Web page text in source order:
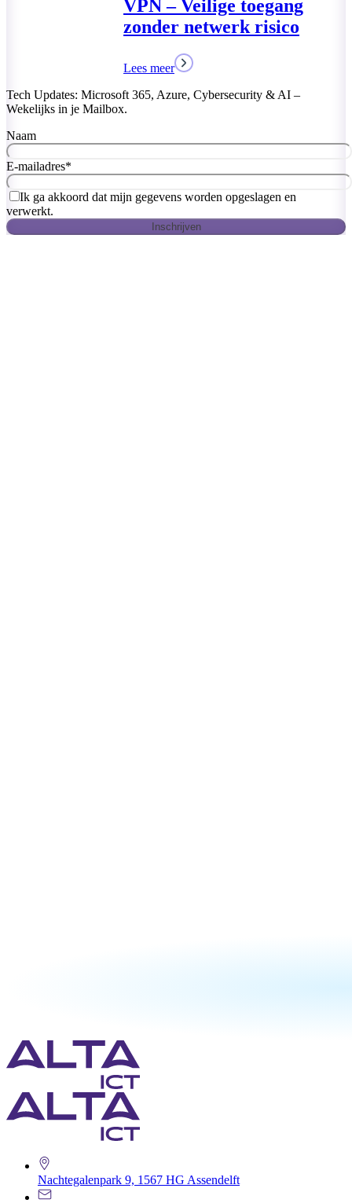
Tech Updates: Microsoft 365, Azure, Cybersecurity & AI –
Wekelijks in je Mailbox.
Naam
E-mailadres*
Ik ga akkoord dat mijn gegevens worden opgeslagen en
verwerkt.
Inschrijven
Nachtegalenpark 9, 1567 HG Assendelft